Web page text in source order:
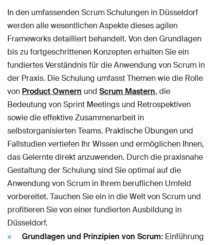
In den umfassenden Scrum Schulungen in Düsseldorf
werden alle wesentlichen Aspekte dieses agilen
Frameworks detailliert behandelt. Von den Grundlagen
bis zu fortgeschrittenen Konzepten erhalten Sie ein
fundiertes Verständnis für die Anwendung von Scrum in
der Praxis. Die Schulung umfasst Themen wie die Rolle
von Product Ownern und Scrum Mastern, die
Bedeutung von Sprint Meetings und Retrospektiven
sowie die effektive Zusammenarbeit in
selbstorganisierten Teams. Praktische Übungen und
Fallstudien vertiefen Ihr Wissen und ermöglichen Ihnen,
das Gelernte direkt anzuwenden. Durch die praxisnahe
Gestaltung der Schulung sind Sie optimal auf die
Anwendung von Scrum in Ihrem beruflichen Umfeld
vorbereitet. Tauchen Sie ein in die Welt von Scrum und
profitieren Sie von einer fundierten Ausbildung in
Düsseldorf.
Grundlagen und Prinzipien von Scrum: Einführung